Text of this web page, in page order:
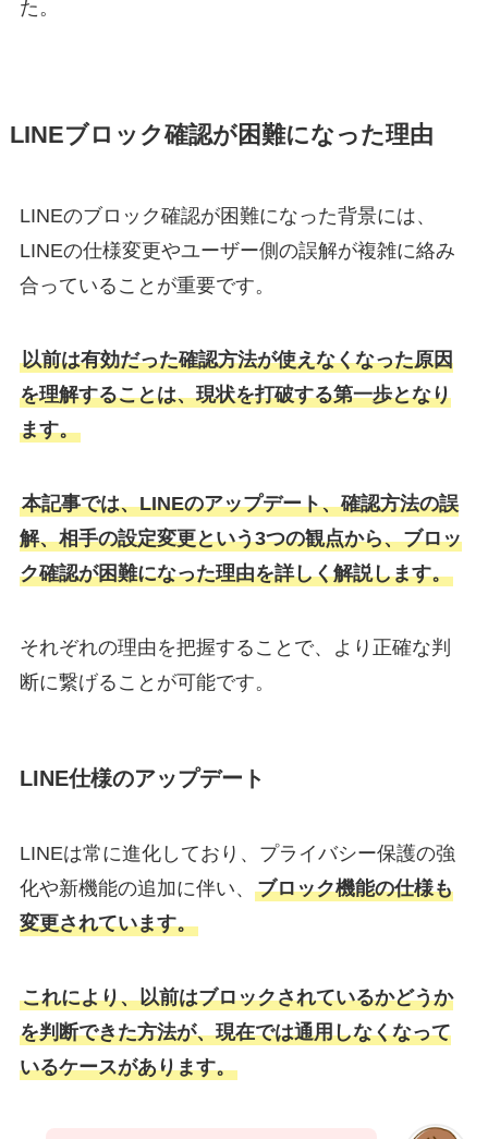
た。
LINEブロック確認が困難になった理由
LINEのブロック確認が困難になった背景には、
LINEの仕様変更やユーザー側の誤解が複雑に絡み
合っていることが重要です。
以前は有効だった確認方法が使えなくなった原因
を理解することは、現状を打破する第一歩となり
ます。
本記事では、LINEのアップデート、確認方法の誤
解、相手の設定変更という3つの観点から、ブロッ
ク確認が困難になった理由を詳しく解説します。
それぞれの理由を把握することで、より正確な判
断に繋げることが可能です。
LINE仕様のアップデート
LINEは常に進化しており、プライバシー保護の強
化や新機能の追加に伴い、 ブロック機能の仕様も
変更されています。
これにより、以前はブロックされているかどうか
を判断できた方法が、現在では通用しなくなって
いるケースがあります。